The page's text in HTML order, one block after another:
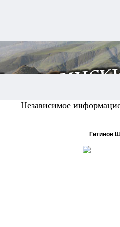
Независимое
Гитинов